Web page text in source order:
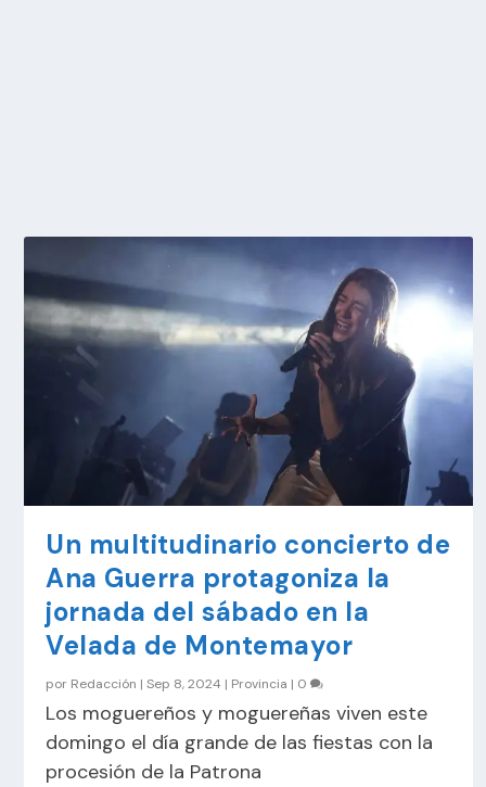
Un multitudinario concierto de
Ana Guerra protagoniza la
jornada del sábado en la
Velada de Montemayor
por Redacción |Sep 8, 2024 | Provincia | 0
Los moguereños y moguereñas viven este
domingo el día grande de las fiestas con la
procesión de la Patrona